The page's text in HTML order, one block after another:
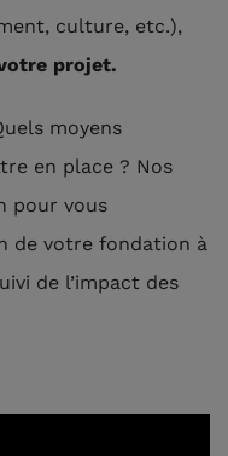
culture, etc.),
projet.
moyens
en place ? Nos
pour vous
de votre fondation à
de l’impact des